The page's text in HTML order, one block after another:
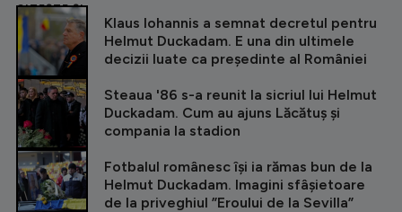
CITEȘTE ȘI
Klaus Iohannis a semnat decretul pentru
Helmut Duckadam. E una din ultimele
decizii luate ca președinte al României
Steaua '86 s-a reunit la sicriul lui Helmut
Duckadam. Cum au ajuns Lăcătuș și
compania la stadion
Fotbalul românesc își ia rămas bun de la
Helmut Duckadam. Imagini sfâșietoare
de la priveghiul ”Eroului de la Sevilla”